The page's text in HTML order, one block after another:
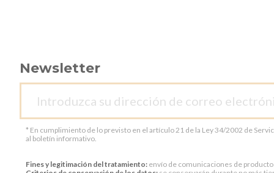
Newsletter
* En cumplimiento de lo previsto en el artículo 21 de la Ley 34/2002 de
al boletín informativo.
Fines y legitimación del tratamiento: envío de comunicaciones de